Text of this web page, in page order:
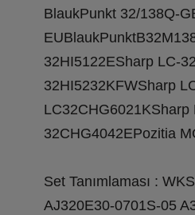
BlaukPunkt 32/138Q-
32HI5122ESharp LC-
32HI5232KFWSharp
LC32CHG6021KSharp
32CHG4042EPozitia
Set Tanımlaması :
AJ320E30-0701S-05